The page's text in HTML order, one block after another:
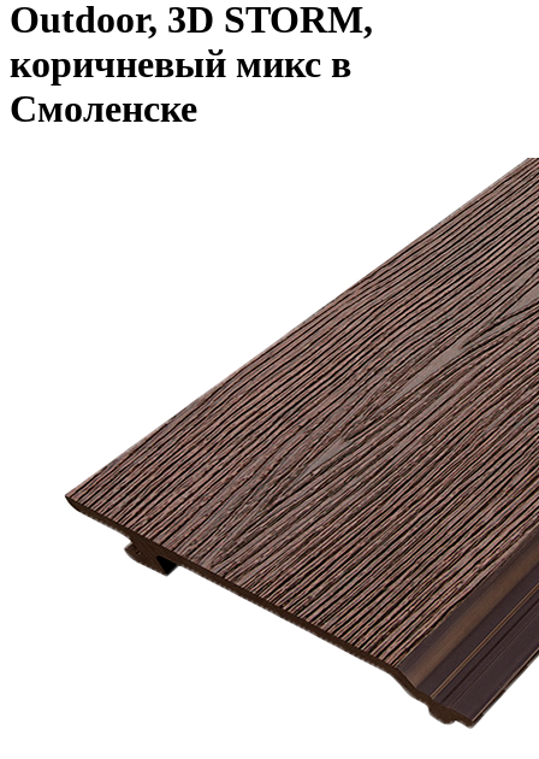
Outdoor, 3D STORM,
коричневый микс в
Смоленске